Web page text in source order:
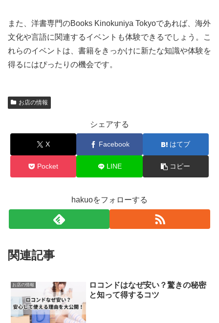
また、洋書専門のBooks Kinokuniya Tokyoであれば、海外
文化や言語に関連するイベントも体験できるでしょう。こ
れらのイベントは、書籍をきっかけに新たな知識や体験を
得るにはぴったりの機会です。
お店の情報
シェアする
X Facebook はてブ
Pocket LINE コピー
hakuoをフォローする
関連記事
お店の情報
ロコンドはなぜ安い？驚きの秘密
と知って得するコツ